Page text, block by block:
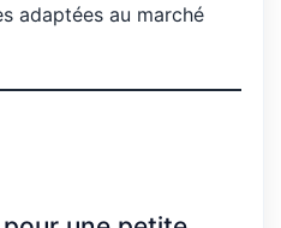
adaptées au marché